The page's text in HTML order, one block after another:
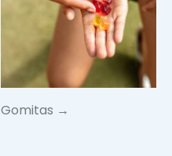
Gomitas →